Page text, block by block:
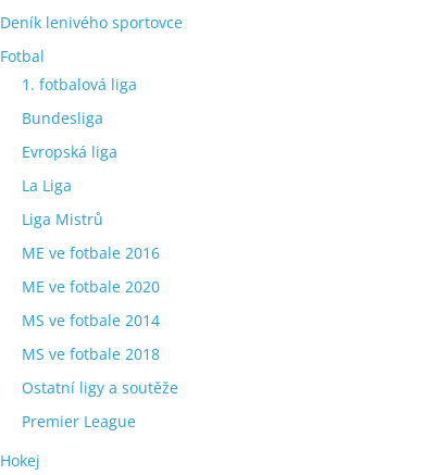
Deník lenivého sportovce
Fotbal
1. fotbalová liga
Bundesliga
Evropská liga
La Liga
Liga Mistrů
ME ve fotbale 2016
ME ve fotbale 2020
MS ve fotbale 2014
MS ve fotbale 2018
Ostatní ligy a soutěže
Premier League
Hokej